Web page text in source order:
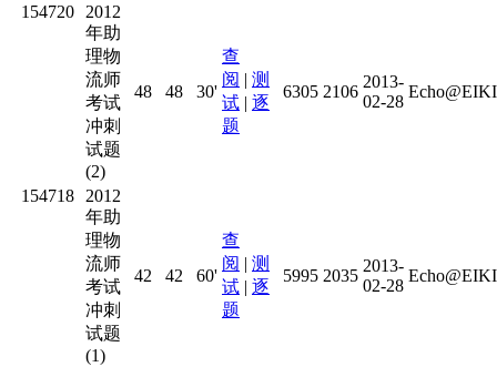
154720
2012
年助
理物
流师
考试
冲刺
试题
(2)
48 48 30'
查
阅 | 测
试 | 逐
题
6305 2106
2013-
02-28
154718
2012
年助
理物
流师
考试
冲刺
试题
(1)
42 42 60'
查
阅 | 测
试 | 逐
题
5995 2035
2013-
02-28